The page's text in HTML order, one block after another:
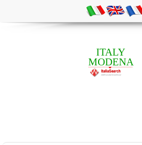
ITALY
MODENA